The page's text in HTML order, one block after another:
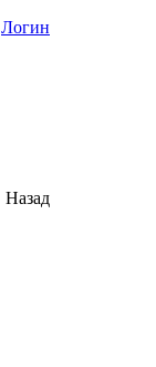
Логин
Назад